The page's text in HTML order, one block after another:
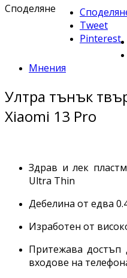
Споделяне
Tweet
Pinterest
Мнения
Ултра тънък
Xiaomi 13 Pro
Здрав и лек
Ultra Thin
Дебелина от едва
Изработен от
Притежава достъп
входове на